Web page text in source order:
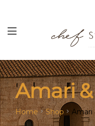
Amari
Home Shop Amari